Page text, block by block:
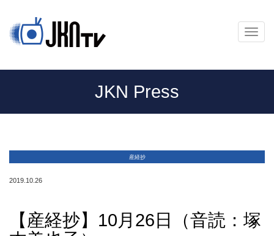
メ
ニ
ー
JKN Press
産経抄
2019.10.26
【産経抄】10月26日（音読：塚